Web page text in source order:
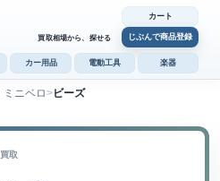
買取相場から、探せる
カート
じぶんで商品登録
カー用品 電動工具 楽器
ニベロ ビーズ
取